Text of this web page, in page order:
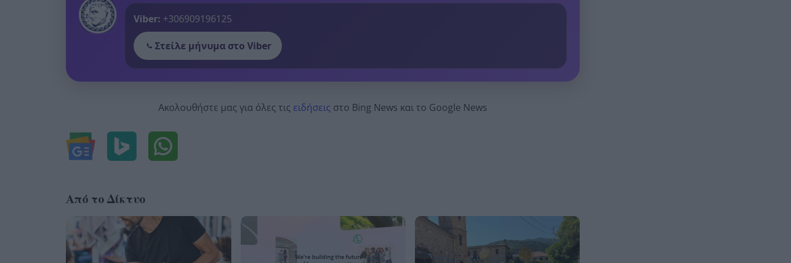
Viber: +306909196125
Στείλε μήνυμα στο Viber
Ακολουθήστε μας για όλες τις ειδήσεις στο Bing News και το Google News
Από το Δίκτυο